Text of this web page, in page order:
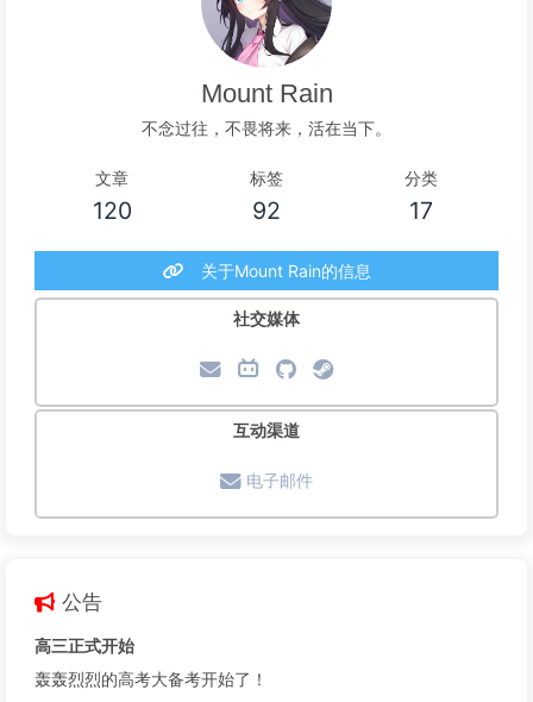
Mount Rain
不念过往，不畏将来，活在当下。
文章
120
标签
92
分类
17
关于Mount Rain的信息
社交媒体
互动渠道
电子邮件
公告
高三正式开始
轰轰烈烈的高考大备考开始了！